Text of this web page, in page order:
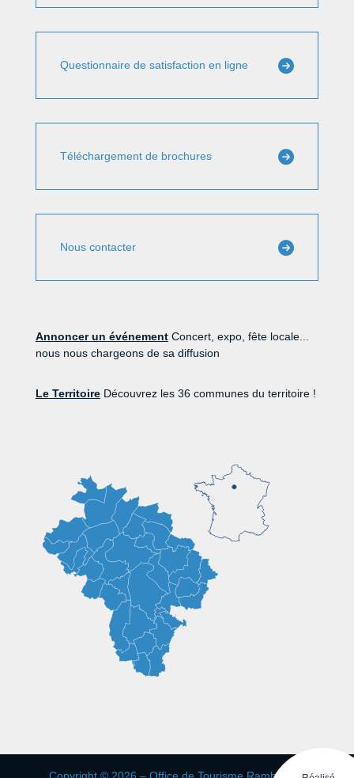
Questionnaire de satisfaction en ligne
Téléchargement de brochures
Nous contacter
Annoncer un événementConcert, expo, fête locale...
nous nous chargeons de sa diffusion
Le TerritoireDécouvrez les 36 communes du territoire !
Copyright © 2026 – Office de Tourisme Rambouillet